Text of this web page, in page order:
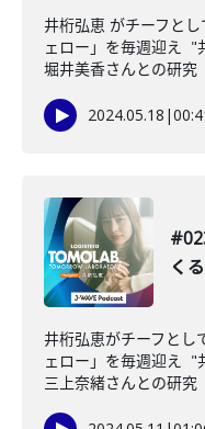
井桁弘恵 がチーフと
ェロー」を毎週迎え
堀井美香さんとの研究
2024.05.18 |
く
井桁弘恵がチーフと
ェロー」を毎週迎え
三上奈緒さんとの研究